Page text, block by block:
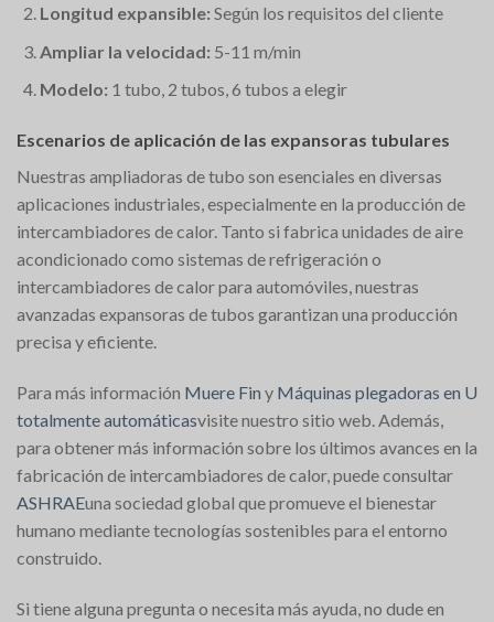
Longitud expansible: Según los requisitos del cliente
Ampliar la velocidad: 5-11 m/min
Modelo: 1 tubo, 2 tubos, 6 tubos a elegir
Escenarios de aplicación de las expansoras tubulares
Nuestras ampliadoras de tubo son esenciales en diversas
aplicaciones industriales, especialmente en la producción de
intercambiadores de calor. Tanto si fabrica unidades de aire
acondicionado como sistemas de refrigeración o
intercambiadores de calor para automóviles, nuestras
avanzadas expansoras de tubos garantizan una producción
precisa y eficiente.
Para más información Muere Fin y Máquinas plegadoras en U
totalmente automáticasvisite nuestro sitio web. Además,
para obtener más información sobre los últimos avances en la
fabricación de intercambiadores de calor, puede consultar
ASHRAEuna sociedad global que promueve el bienestar
humano mediante tecnologías sostenibles para el entorno
construido.
Si tiene alguna pregunta o necesita más ayuda, no dude en